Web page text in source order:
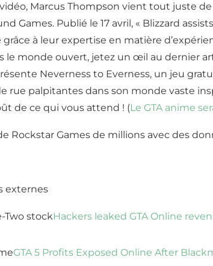
vidéo, Marcus Thompson vient tout juste
Games. Publié le 17 avril, « Blizzard
à leur expertise en matière
le monde ouvert, jetez un œil au dernier
présente Neverness to Everness, un jeu
rue palpitantes dans son monde vaste
de ce qui vous attend ! (Le GTA anime
externes
Two stockHackers leaked GTA Online
GTA 5 Profits Exposed Online After